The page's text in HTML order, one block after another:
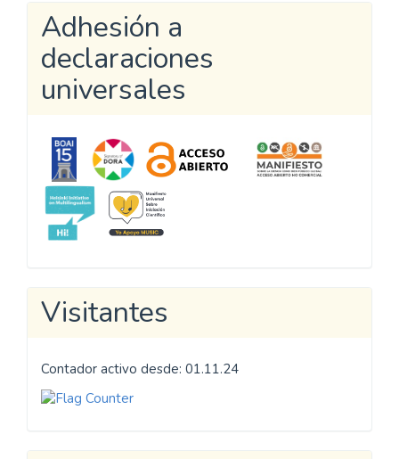
Adhesión a
declaraciones
universales
Visitantes
Contador activo desde: 01.11.24